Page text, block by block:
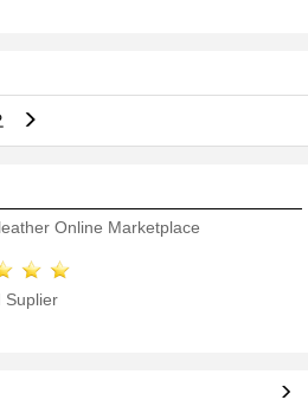
Online Marketplace
Suplier